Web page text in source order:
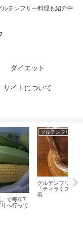
テンフリー料理も紹介中
ダイエット
サイトについて
フリー
リーのスイーツレシピ
ス」コイガクボのパン使